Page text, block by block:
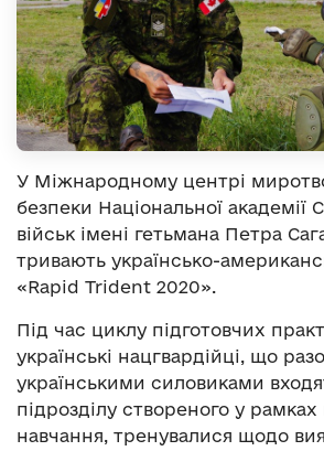
У Міжнародному центрі
безпеки Національної академії
військ імені гетьмана Петра
тривають українсько-
«Rapid Trident 2020».
Під час циклу підготовчих
українські нацгвардійці, що
українськими силовиками
підрозділу створеного у
навчання, тренувалися щодо